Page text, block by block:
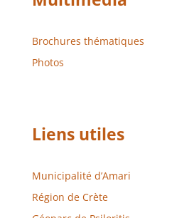
Brochures thématiques
Photos
Liens utiles
Municipalité d’Amari
Région de Crète